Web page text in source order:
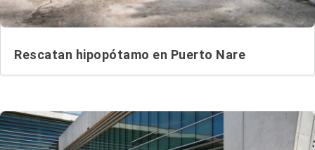
Rescatan hipopótamo en Puerto Nare